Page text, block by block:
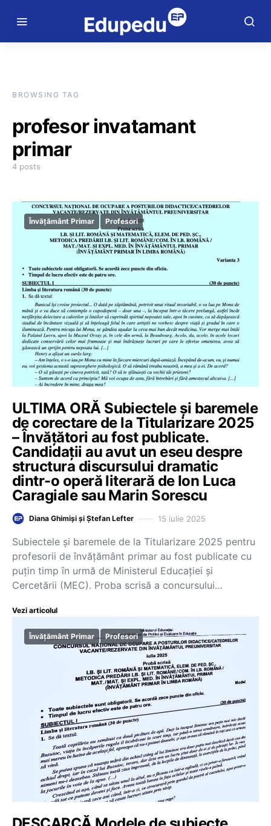
BROWSING TAG
profesor invatamant
primar
4 posts
Învățământ Primar Profesori
ULTIMA ORĂ Subiectele și baremele
de corectare de la Titularizare 2025
– Învățători au fost publicate.
Candidații au avut un eseu despre
structura discursului dramatic
dintr-o operă literară de Ion Luca
Caragiale sau Marin Sorescu
Diana Ghimiși și Ștefan Lefter 15 iulie 2025
Subiectele și baremele de la Titularizare 2025 pentru
profesorii de învățământ primar au fost publicate cu
puțin timp în urmă de Ministerul Educației și
Cercetării (MEC). Proba scrisă a concursului…
Vezi articolul
Învățământ Primar Profesori